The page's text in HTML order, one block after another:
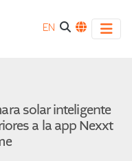
EN
solar inteligente
a la app Nexxt